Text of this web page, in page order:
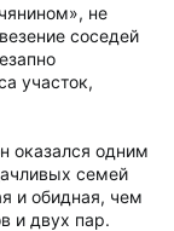
не
соседей
участок,
оказался одним
семей
и обидная, чем
и двух пар.